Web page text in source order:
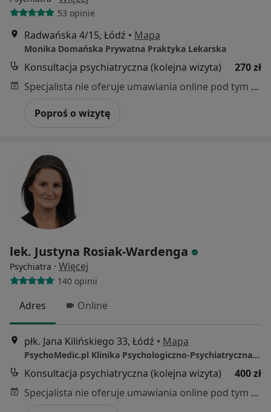
53 opinie
Radwańska 4/15, Łódź • Mapa
Monika Domańska Prywatna Praktyka Lekarska
Konsultacja psychiatryczna (kolejna wizyta)
270 zł
Specjalista nie oferuje umawiania online pod tym adresem.
Poproś o wizytę
lek. Justyna Rosiak-Wardenga
Psychiatra · Więcej
140 opinii
Adres Online
płk. Jana Kilińskiego 33, Łódź • Mapa
PsychoMedic.pl Klinika Psychologiczno-Psychiatryczna Łódź (ul. Kilińskiego 33, Śródmieście)
Konsultacja psychiatryczna (kolejna wizyta)
400 zł
Specjalista nie oferuje umawiania online pod tym adresem.